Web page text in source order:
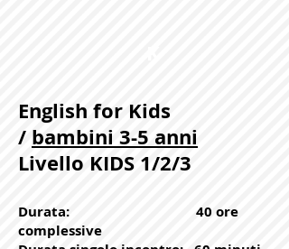
English for Kids
/ bambini 3-5 anni
Livello KIDS 1/2/3
Durata: 40 ore
complessive